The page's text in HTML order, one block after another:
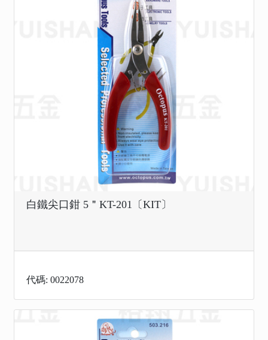
白鐵尖口鉗 5＂KT-201〔KIT〕
代碼: 0022078